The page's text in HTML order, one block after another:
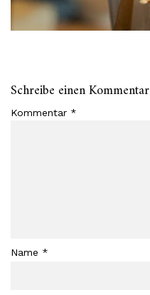
Schreibe einen Kommentar
Kommentar *
Name *